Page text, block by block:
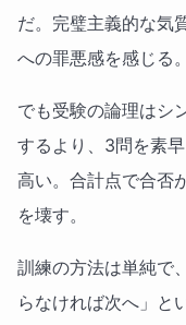
だ。完璧主義的な気
への罪悪感を感じる
でも受験の論理はシ
するより、3問を素
高い。合計点で合否
を壊す。
訓練の方法は単純で
らなければ次へ」と